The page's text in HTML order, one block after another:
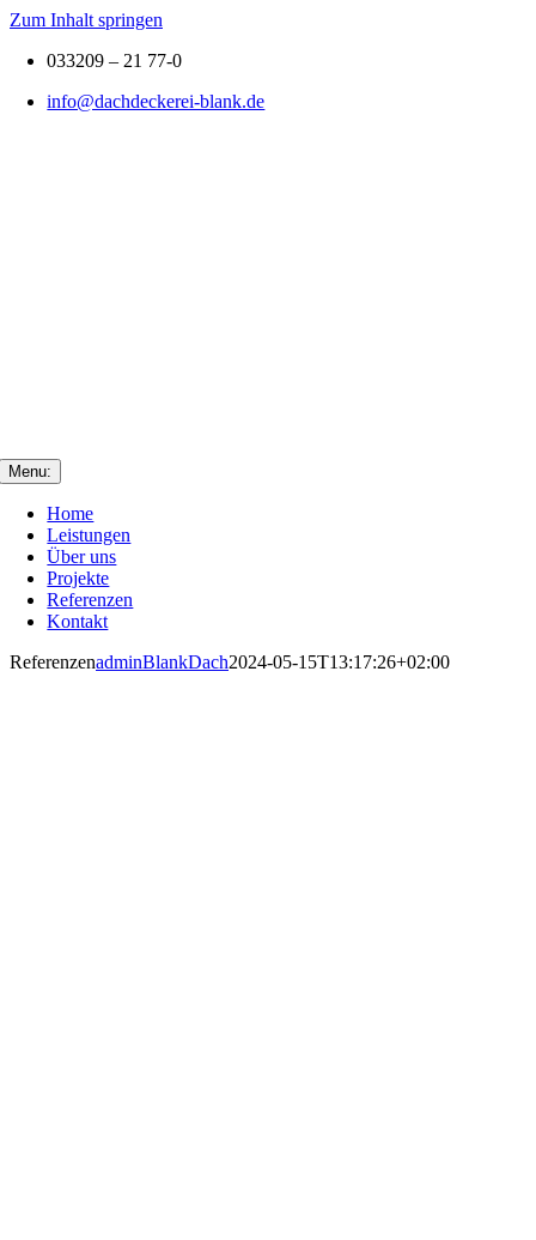
Zum Inhalt springen
033209 – 21 77-0
info@dachdeckerei-blank.de
Menu:
Home
Leistungen
Über uns
Projekte
Referenzen
Kontakt
ReferenzenadminBlankDach2024-05-15T13:17:26+02:00